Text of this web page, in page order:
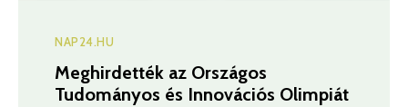
NAP24.HU
Meghirdették az Országos
Tudományos és Innovációs Olimpiát